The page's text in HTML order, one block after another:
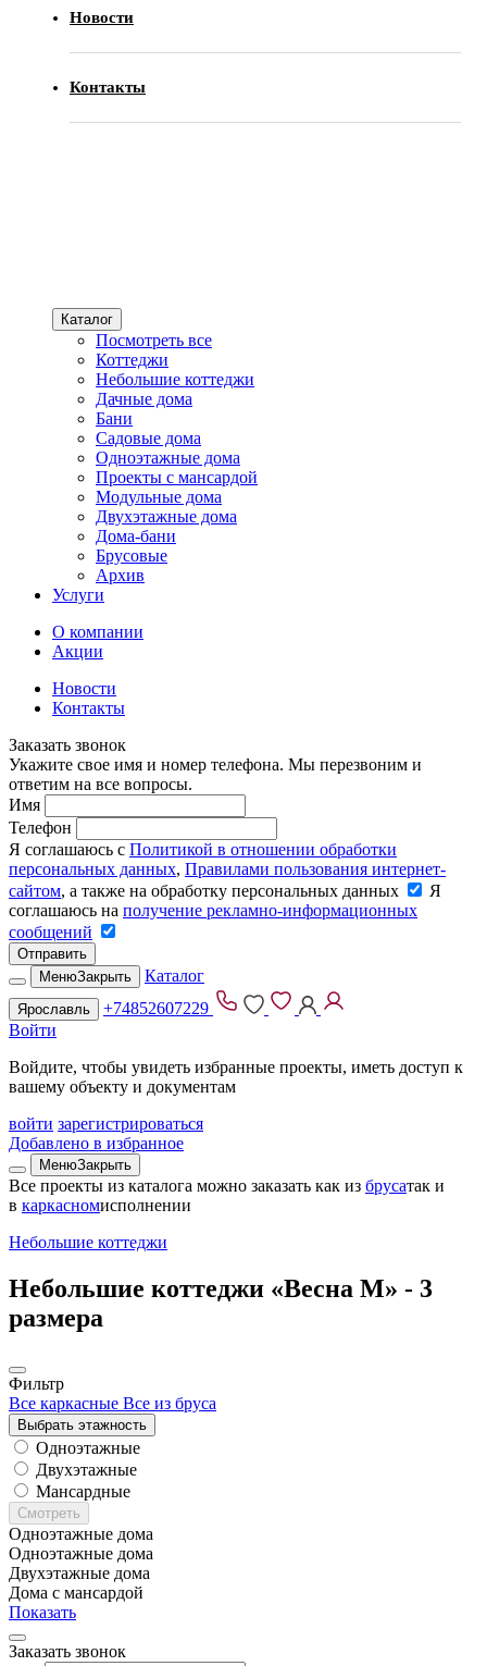
Новости
Контакты
Каталог
Посмотреть все
Коттеджи
Небольшие коттеджи
Дачные дома
Бани
Садовые дома
Одноэтажные дома
Проекты с мансардой
Модульные дома
Двухэтажные дома
Дома-бани
Брусовые
Архив
Услуги
О компании
Акции
Новости
Контакты
Заказать звонок
Укажите свое имя и номер телефона. Мы перезвоним и
ответим на все вопросы.
Имя
Телефон
Я соглашаюсь с Политикой в отношении обработки
персональных данных, Правилами пользования интернет-
сайтом, а также на обработку персональных данных
Я
соглашаюсь на получение рекламно-информационных
сообщений
Отправить
МенюЗакрыть Каталог
Ярославль
+74852607229
Войти
Войдите, чтобы увидеть избранные проекты, иметь доступ к
вашему объекту и документам
войти зарегистрироваться
Добавлено в избранное
МенюЗакрыть
Все проекты из каталога можно заказать как из брусатак и
в каркасномисполнении
Небольшие коттеджи
Небольшие коттеджи «Весна М» - 3
размера
Фильтр
Все каркасные Все из бруса
Выбрать этажность
Одноэтажные
Двухэтажные
Мансардные
Смотреть
Одноэтажные дома
Одноэтажные дома
Двухэтажные дома
Дома с мансардой
Показать
Заказать звонок